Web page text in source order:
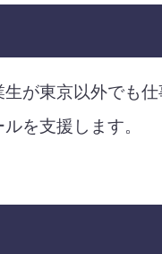
が東京以外でも
を支援します。